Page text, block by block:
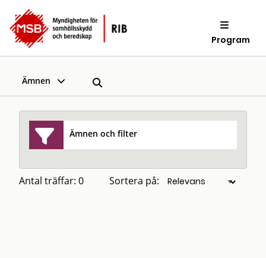
Program
Ämnen
Ämnen och filter
Antal träffar: 0 Sortera på: